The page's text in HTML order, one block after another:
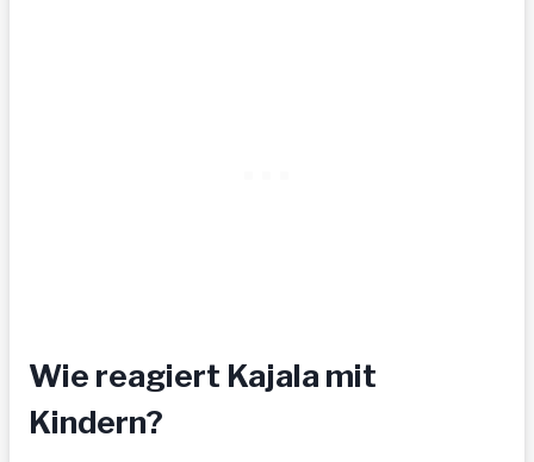
Wie reagiert Kajala mit
Kindern?